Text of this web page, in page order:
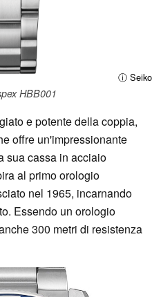
ⓘ Seiko
HBB001
e potente della coppia,
offre un'impressionante
sua cassa in acciaio
al primo orologio
nel 1965, incarnando
Essendo un orologio
300 metri di resistenza